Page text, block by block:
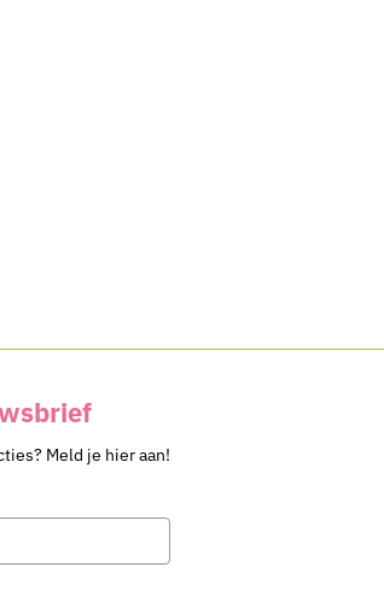
Meld je hier aan!